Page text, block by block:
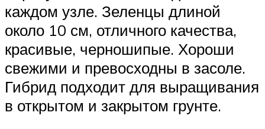
каждом узле. Зеленцы длиной
около 10 см, отличного качества,
красивые, черношипые. Хороши
свежими и превосходны в засоле.
Гибрид подходит для выращивания
в открытом и закрытом грунте.